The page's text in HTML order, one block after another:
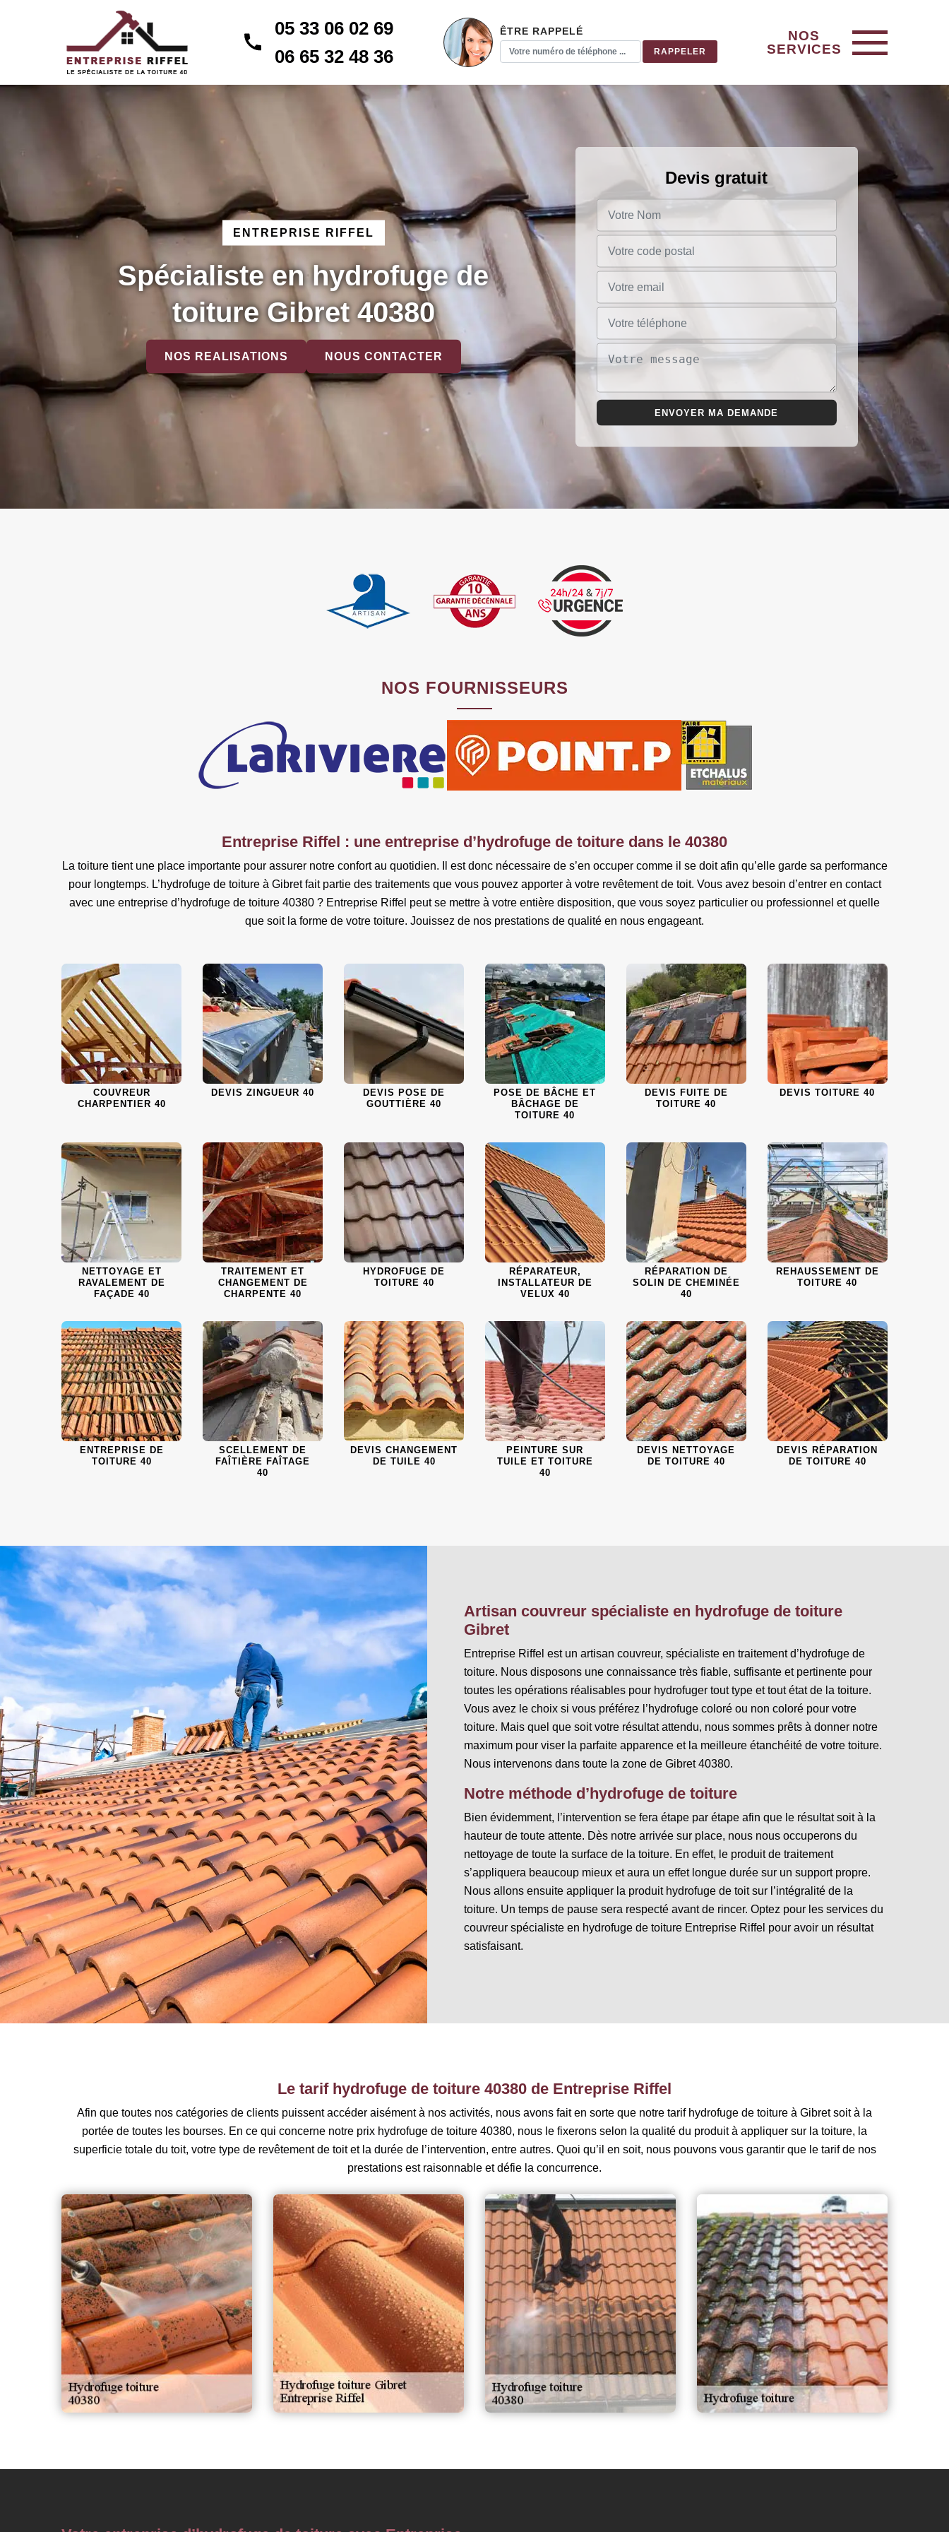
05 33 06 02 69
06 65 32 48 36
ÊTRE RAPPELÉ
NOS
SERVICES
ENTREPRISE RIFFEL
Spécialiste en hydrofuge de
toiture Gibret 40380
NOS REALISATIONS NOUS CONTACTER
Devis gratuit
NOS FOURNISSEURS
Entreprise Riffel : une entreprise d’hydrofuge de toiture dans le 40380
La toiture tient une place importante pour assurer notre confort au quotidien. Il est donc nécessaire de s’en occuper comme il se doit afin qu’elle garde sa performance
pour longtemps. L’hydrofuge de toiture à Gibret fait partie des traitements que vous pouvez apporter à votre revêtement de toit. Vous avez besoin d’entrer en contact
avec une entreprise d’hydrofuge de toiture 40380 ? Entreprise Riffel peut se mettre à votre entière disposition, que vous soyez particulier ou professionnel et quelle
que soit la forme de votre toiture. Jouissez de nos prestations de qualité en nous engageant.
COUVREUR
CHARPENTIER 40
DEVIS ZINGUEUR 40
DEVIS POSE DE
GOUTTIÈRE 40
POSE DE BÂCHE ET
BÂCHAGE DE
TOITURE 40
DEVIS FUITE DE
TOITURE 40
DEVIS TOITURE 40
NETTOYAGE ET
RAVALEMENT DE
FAÇADE 40
TRAITEMENT ET
CHANGEMENT DE
CHARPENTE 40
HYDROFUGE DE
TOITURE 40
RÉPARATEUR,
INSTALLATEUR DE
VELUX 40
RÉPARATION DE
SOLIN DE CHEMINÉE
40
REHAUSSEMENT DE
TOITURE 40
ENTREPRISE DE
TOITURE 40
SCELLEMENT DE
FAÎTIÈRE FAÎTAGE
40
DEVIS CHANGEMENT
DE TUILE 40
PEINTURE SUR
TUILE ET TOITURE
40
DEVIS NETTOYAGE
DE TOITURE 40
DEVIS RÉPARATION
DE TOITURE 40
Artisan couvreur spécialiste en hydrofuge de toiture
Gibret
Entreprise Riffel est un artisan couvreur, spécialiste en traitement d’hydrofuge de
toiture. Nous disposons une connaissance très fiable, suffisante et pertinente pour
toutes les opérations réalisables pour hydrofuger tout type et tout état de la toiture.
Vous avez le choix si vous préférez l’hydrofuge coloré ou non coloré pour votre
toiture. Mais quel que soit votre résultat attendu, nous sommes prêts à donner notre
maximum pour viser la parfaite apparence et la meilleure étanchéité de votre toiture.
Nous intervenons dans toute la zone de Gibret 40380.
Notre méthode d’hydrofuge de toiture
Bien évidemment, l’intervention se fera étape par étape afin que le résultat soit à la
hauteur de toute attente. Dès notre arrivée sur place, nous nous occuperons du
nettoyage de toute la surface de la toiture. En effet, le produit de traitement
s’appliquera beaucoup mieux et aura un effet longue durée sur un support propre.
Nous allons ensuite appliquer la produit hydrofuge de toit sur l’intégralité de la
toiture. Un temps de pause sera respecté avant de rincer. Optez pour les services du
couvreur spécialiste en hydrofuge de toiture Entreprise Riffel pour avoir un résultat
satisfaisant.
Le tarif hydrofuge de toiture 40380 de Entreprise Riffel
Afin que toutes nos catégories de clients puissent accéder aisément à nos activités, nous avons fait en sorte que notre tarif hydrofuge de toiture à Gibret soit à la
portée de toutes les bourses. En ce qui concerne notre prix hydrofuge de toiture 40380, nous le fixerons selon la qualité du produit à appliquer sur la toiture, la
superficie totale du toit, votre type de revêtement de toit et la durée de l’intervention, entre autres. Quoi qu’il en soit, nous pouvons vous garantir que le tarif de nos
prestations est raisonnable et défie la concurrence.